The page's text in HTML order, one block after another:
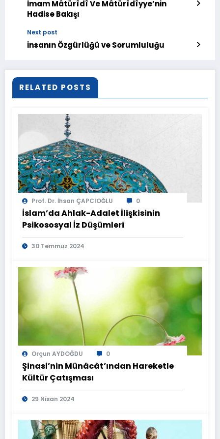
İmam Mâtürîdî Ve Mâtürîdîyye’nin
Hadise Bakışı
Next post
İnsanın Özgürlüğü ve Sorumluluğu
RELATED POSTS
Prof. Dr. İhsan ÇAPCIOĞLU 0
İslam’da Ahlak-Adalet İlişkisinin
Psikososyal İz Düşümleri
30 Temmuz 2024
Orçun AYDOĞDU 0
Şinasi’nin Münâcât’ından Hareketle
Kültür Çatışması
29 Nisan 2024